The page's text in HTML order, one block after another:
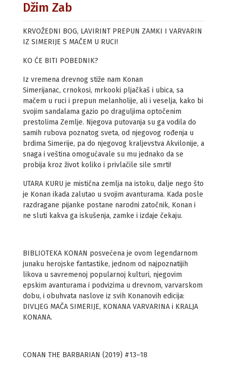
Džim Zab
KRVOŽEDNI BOG, LAVIRINT PREPUN ZAMKI I VARVARIN
IZ SIMERIJE S MAČEM U RUCI!
KO ĆE BITI POBEDNIK?
Iz vremena drevnog stiže nam Konan
Simerijanac, crnokosi, mrkooki pljačkaš i ubica, sa
mačem u ruci i prepun melanholije, ali i veselja, kako bi
svojim sandalama gazio po draguljima optočenim
prestolima Zemlje. Njegova putovanja su ga vodila do
samih rubova poznatog sveta, od njegovog rođenja u
brdima Simerije, pa do njegovog kraljevstva Akvilonije, a
snaga i veština omogućavale su mu jednako da se
probija kroz život koliko i privlačile sile smrti!
UTARA KURU je mistična zemlja na istoku, dalje nego što
je Konan ikada zalutao u svojim avanturama. Kada posle
razdragane pijanke postane narodni zatočnik, Konan i
ne sluti kakva ga iskušenja, zamke i izdaje čekaju.
BIBLIOTEKA KONAN posvećena je ovom legendarnom
junaku herojske fantastike, jednom od najpoznatijih
likova u savremenoj popularnoj kulturi, njegovim
epskim avanturama i podvizima u drevnom, varvarskom
dobu, i obuhvata naslove iz svih Konanovih edicija:
DIVLJEG MAČA SIMERIJE, KONANA VARVARINA i KRALJA
KONANA.
CONAN THE BARBARIAN (2019) #13–18